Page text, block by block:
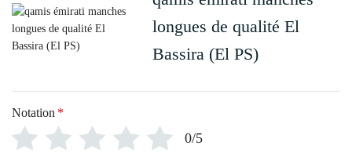
longues de qualité El
Bassira (El PS)
Notation *
0/5